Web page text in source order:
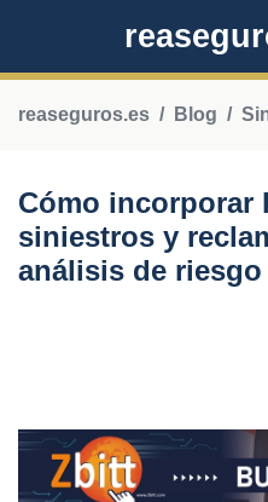
reaseguros.es Blog
Cómo incorporar
siniestros y
análisis de